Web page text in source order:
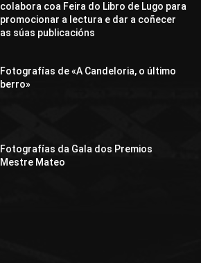
colabora coa Feira do Libro de Lugo para
promocionar a lectura e dar a coñecer
as súas publicacións
Fotografías de «A Candeloria, o último
berro»
Fotografías da Gala dos Premios
Mestre Mateo